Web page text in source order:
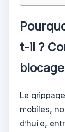
t-il ?
blocage
Le
mobiles,
d’huile,